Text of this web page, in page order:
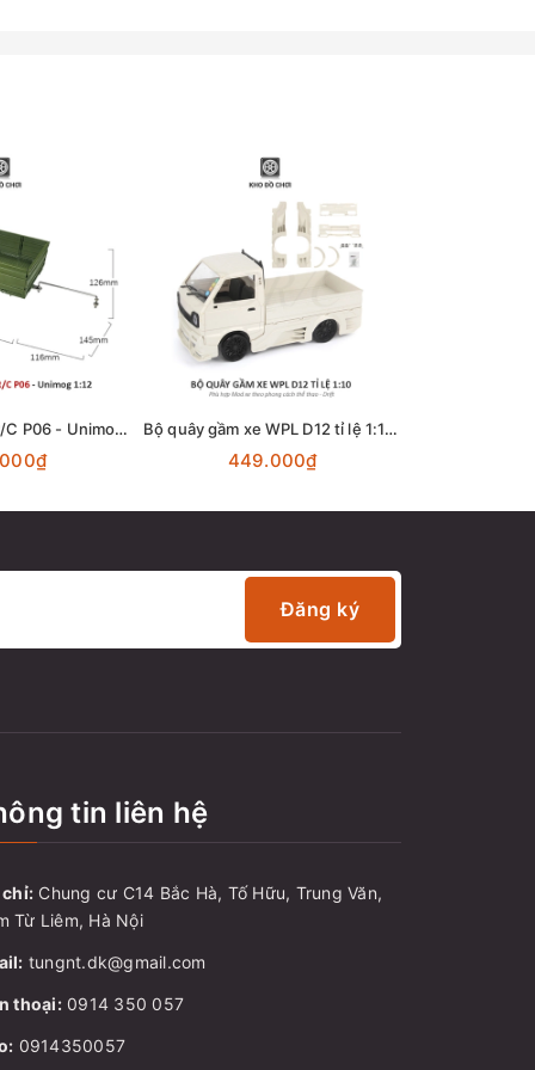
Trailer lắp xe LDR/C P06 - Unimog 1:12 Bộ quây gầm xe WPL D12 tỉ lệ 1:10 - phong cách xe thể thao, Drift
449.000₫
Đăng ký
tin liên hệ
Chung cư C14 Bắc Hà, Tố Hữu, Trung Văn,
Từ Liêm, Hà Nội
tungnt.dk@gmail.com
thoại: 0914 350 057
0914350057